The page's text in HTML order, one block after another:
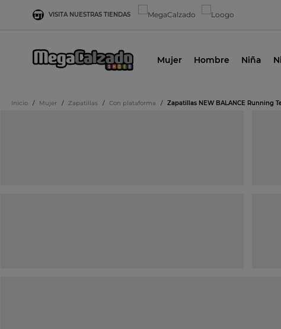
VISITA NUESTRAS TIENDAS
Mujer Hombre Niña
Inicio / Mujer / Zapatillas / Con plataforma / Zapatillas NEW BALANCE Running